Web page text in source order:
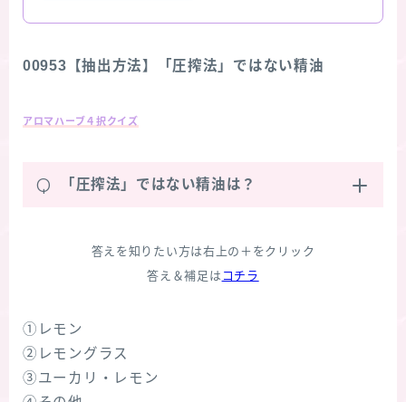
00953【抽出方法】「圧搾法」ではない精油
アロマハーブ４択クイズ
Q 「圧搾法」ではない精油は？
答えを知りたい方は右上の＋をクリック
答え＆補足は コチラ
①レモン
②レモングラス
③ユーカリ・レモン